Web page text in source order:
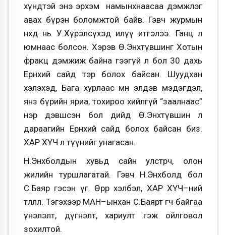
хүндтэй энэ эрхэм намынхнаасаа дэмжлэг
авах бүрэн боломжтой байв. Гэвч журмын
нөхөд нь У.Хүрэлсүхэд илүү итгэлээ. Ганц л
юмнаас болсон. Хэрэв Ө.Энхтүвшинг Хотын
фракц дэмжиж байна гээгүй л бол 30 дахь
Ерөнхий сайд тэр болох байсан. Шуудхан
хэлэхэд, Бага хурлаас өмнө элдэв мэдэгдэл,
янз бүрийн яриа, тохироо хийлгүй “заалнаас”
нэр дэвшсэн бол өдийд Ө.Энхтүвшин л
дараагийн Ерөнхий сайд болох байсан биз.
ХАР ХҮЧ л түүнийг унагасан.
Н.Энхболдын хувьд сайн улстөрч, олон
жилийн туршлагатай. Гэвч Н.Энхболд бол
С.Баяр гэсэн үг. Өөрөөр хэлбэл, ХАР ХҮЧ–ний
төлөөлөл. Тэгэхээр МАН–ынхан С.Баярт өгч байгаа
үнэлэлт, дүгнэлт, хариулт гэж ойлговол
зохилтой.